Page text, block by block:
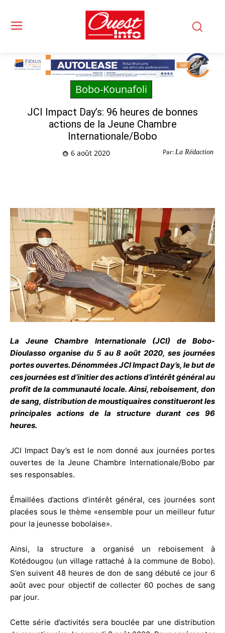
Bobo-Kounafoli
JCI Impact Day’s: 96 heures de bonnes
actions de la Jeune Chambre
Internationale/Bobo
Par: La Rédaction
6 août 2020
La Jeune Chambre Internationale (JCI) de Bobo-
Dioulasso organise du 5 au 8 août 2020, ses journées
portes ouvertes. Dénommées JCI Impact Day’s, le but de
ces journées est d’initier des actions d’intérêt général au
profit de la communauté locale. Ainsi, reboisement, don
de sang, distribution de moustiquaires constitueront les
principales actions de la structure durant ces 96
heures.
JCI Impact Day’s est le nom donné aux journées portes
ouvertes de la Jeune Chambre Internationale/Bobo par
ses responsables.
Émaillées d’actions d’intérêt général, ces journées sont
placées sous le thème «ensemble pour un meilleur futur
pour la jeunesse bobolaise».
Ainsi, la structure a organisé un reboisement à
Kotédougou (un village rattaché à la commune de Bobo).
S’en suivent 48 heures de don de sang débuté ce jour 6
août avec pour objectif de collecter 60 poches de sang
par jour.
Cette série d’activités sera bouclée par une distribution